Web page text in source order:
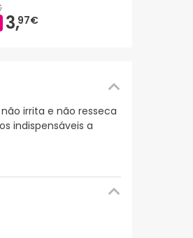
3,97€
irrita e não resseca
indispensáveis a